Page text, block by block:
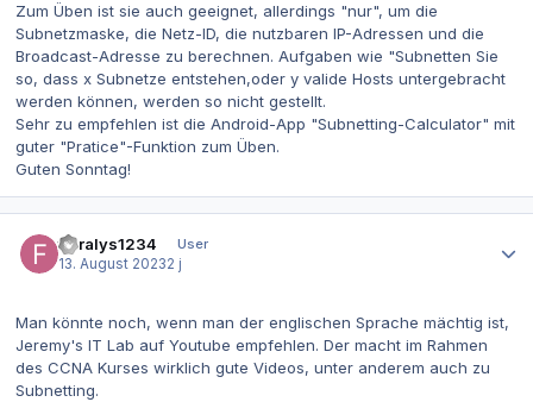
Zum Üben ist sie auch geeignet, allerdings "nur", um die
Subnetzmaske, die Netz-ID, die nutzbaren IP-Adressen und die
Broadcast-Adresse zu berechnen. Aufgaben wie "Subnetten Sie
so, dass x Subnetze entstehen,oder y valide Hosts untergebracht
werden können, werden so nicht gestellt.
Sehr zu empfehlen ist die Android-App "Subnetting-Calculator" mit
guter "Pratice"-Funktion zum Üben.
Guten Sonntag!
floralys1234
User
13. August 20232 j
Man könnte noch, wenn man der englischen Sprache mächtig ist,
Jeremy's IT Lab auf Youtube empfehlen. Der macht im Rahmen
des CCNA Kurses wirklich gute Videos, unter anderem auch zu
Subnetting.